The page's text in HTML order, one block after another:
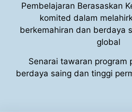
Pembelajaran Berasaskan
komited dalam
berkemahiran dan berdaya
global
Senarai tawaran program
berdaya saing dan tinggi